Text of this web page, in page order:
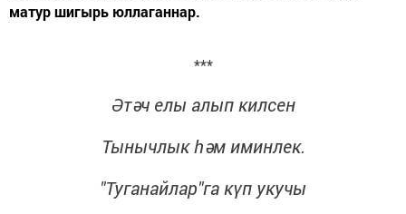
матур шигырь юллаганнар.
***
Әтәч елы алып килсен
Тынычлык һәм иминлек.
"Туганайлар"га күп укучы